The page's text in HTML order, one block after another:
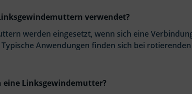
verwendet?
werden eingesetzt, wenn sich eine
Anwendungen finden sich bei
eine Linksgewindemutter?